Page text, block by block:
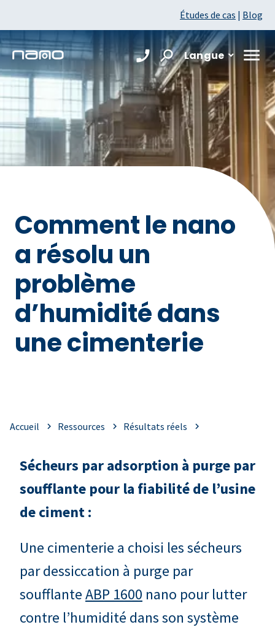
Études de cas | Blog
Langue
Comment le nano
a résolu un
problème
d’humidité dans
une cimenterie
Accueil Ressources Résultats réels
Sécheurs par adsorption à purge par
soufflante pour la fiabilité de l’usine
de ciment :
Une cimenterie a choisi les sécheurs
par dessiccation à purge par
soufflanteABP 1600 nano pour lutter
contre l’humidité dans son système